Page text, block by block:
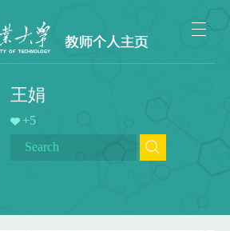
王娟
+5